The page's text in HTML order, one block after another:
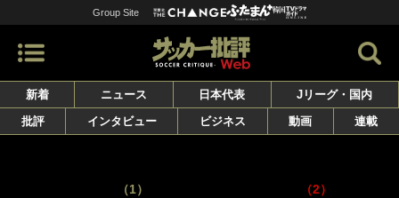
Group Site
新着 ニュース 日本代表
Jリーグ・国内
批評
インタビュー ビジネス 動画 連載
（1） （2）